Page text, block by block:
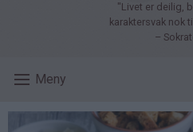
"Livet er deilig,
karaktersvak nok
–
Meny